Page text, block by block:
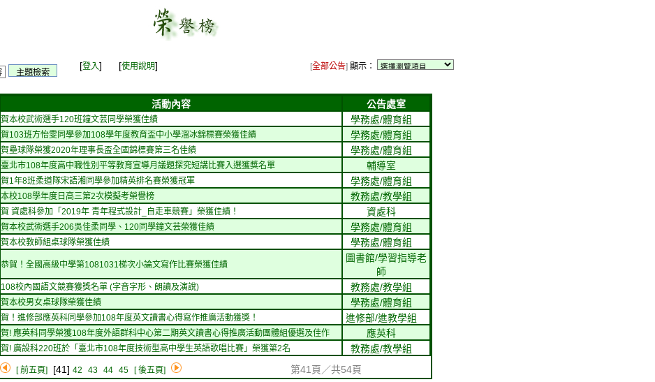
[登入] [使用說明] [全部公告] 顯示：
活動內容 公告處室
賀本校武術選手120班鐘文芸同學榮獲佳績 學務處/體育組
賀103班方怡雯同學參加108學年度教育盃中小學溜冰錦標賽榮獲佳績 學務處/體育組
賀壘球隊榮獲2020年理事長盃全國錦標賽第三名佳績 學務處/體育組
臺北市108年度高中職性別平等教育宣導月議題探究短講比賽入選獲獎名單 輔導室
賀1年8班柔道隊宋語湘同學參加精英排名賽榮獲冠軍 學務處/體育組
本校108學年度日高三第2次模擬考榮譽榜 教務處/教學組
賀 資處科參加「2019年 青年程式設計_自走車競賽」榮獲佳績！ 資處科
賀本校武術選手206吳佳柔同學、120同學鐘文芸榮獲佳績 學務處/體育組
賀本校教師組桌球隊榮獲佳績 學務處/體育組
恭賀！全國高級中學第1081031梯次小論文寫作比賽榮獲佳績
圖書館/學習指導老
師
108校內國語文競賽獲獎名單 (字音字形、朗讀及演說) 教務處/教學組
賀本校男女桌球隊榮獲佳績 學務處/體育組
賀！進修部應英科同學參加108年度英文讀書心得寫作推廣活動獲獎！ 進修部/進教學組
賀! 應英科同學榮獲108年度外語群科中心第二期英文讀書心得推廣活動團體組優選及佳作 應英科
賀! 廣設科220班於「臺北市108年度技術型高中學生英語歌唱比賽」榮獲第2名 教務處/教學組
[ 前五頁] [41] 42 43 44 45 [ 後五頁] 第41頁／共54頁